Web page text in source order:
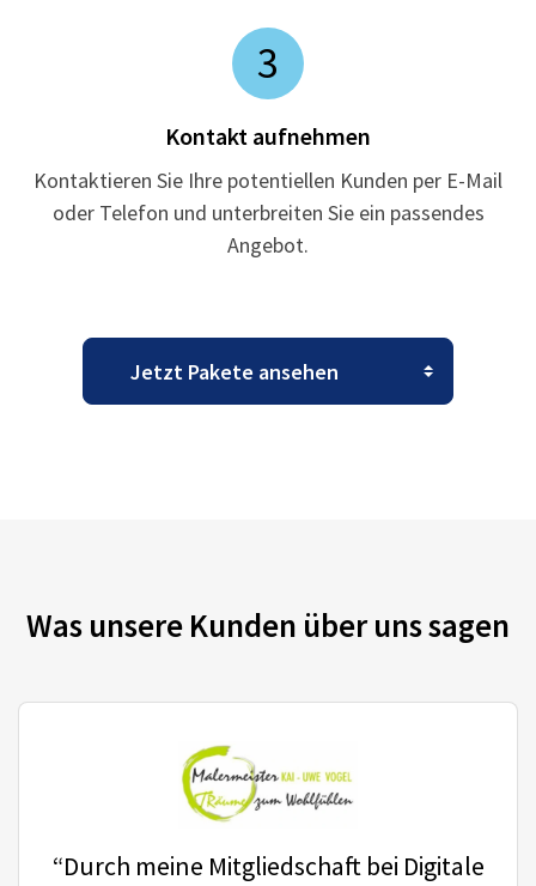
3
Kontakt aufnehmen
Kontaktieren Sie Ihre potentiellen Kunden per E-Mail
oder Telefon und unterbreiten Sie ein passendes
Angebot.
Was unsere Kunden über uns sagen
“Durch meine Mitgliedschaft bei Digitale